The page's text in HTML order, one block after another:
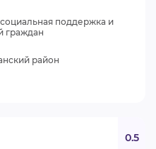
поддержка и
граждан
район
0.5